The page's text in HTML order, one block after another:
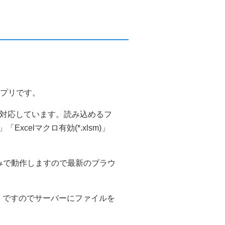
リです。
応しています。読み込めるフ
Excelマクロ有効(*.xlsm)」
動作しますので最新のブラウ
すのでサーバーにファイルを